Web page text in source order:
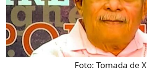
Foto: Tomada de X